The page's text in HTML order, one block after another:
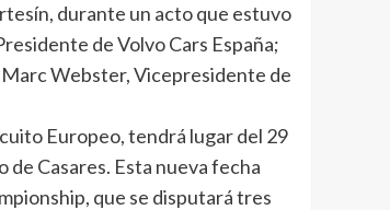
durante un acto que estuvo
de Volvo Cars España;
Webster, Vicepresidente de
Europeo, tendrá lugar del 29
Casares. Esta nueva fecha
que se disputará tres